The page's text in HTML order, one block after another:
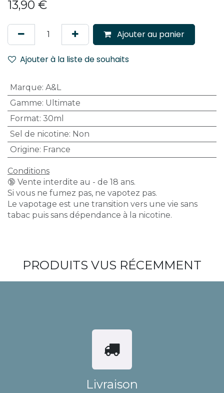
13,90 €
Ajouter au panier
Ajouter à la liste de souhaits
Marque: A&L
Gamme: Ultimate
Format: 30ml
Sel de nicotine: Non
Origine: France
Conditions
🔞 Vente interdite au - de 18 ans.
Si vous ne fumez pas, ne vapotez pas.
Le vapotage est une transition vers une vie sans
tabac puis sans dépendance à la nicotine.
PRODUITS VUS RÉCEMMENT
Livraison